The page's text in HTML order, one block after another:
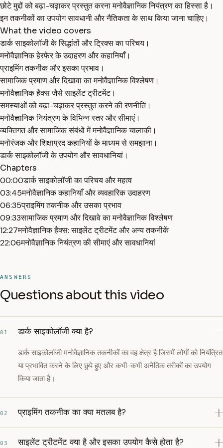
छोटे मुद्दों को बढ़ा-चढ़ाकर प्रस्तुत करना मनोवैज्ञानिक नियंत्रण का हिस्सा है।
इन तकनीकों का उपयोग सावधानी और नैतिकता के साथ किया जाना चाहिए।
What the video covers
डार्क साइकोलॉजी के सिद्धांतों और ट्रिक्स का परिचय।
मनोवैज्ञानिक हेरफेर के उदाहरण और कहानियाँ।
प्राइमिंग तकनीक और इसका प्रभाव।
सामाजिक प्रमाण और दिखावा का मनोवैज्ञानिक विश्लेषण।
मनोवैज्ञानिक हैक्स जैसे साइलेंट ट्रीटमेंट।
समस्याओं को बढ़ा-चढ़ाकर प्रस्तुत करने की रणनीति।
मनोवैज्ञानिक नियंत्रण के विभिन्न स्तर और सीमाएं।
व्यक्तिगत और सामाजिक संबंधों में मनोवैज्ञानिक चालाकी।
मनोरंजक और शिक्षाप्रद कहानियों के माध्यम से समझाना।
डार्क साइकोलॉजी के उपयोग और सावधानियां।
Chapters
00:00डार्क साइकोलॉजी का परिचय और महत्व
03:45मनोवैज्ञानिक कहानियाँ और व्यवहारिक उदाहरण
06:35प्राइमिंग तकनीक और उसका प्रभाव
09:33सामाजिक प्रमाण और दिखावे का मनोवैज्ञानिक विश्लेषण
12:27मनोवैज्ञानिक हैक्स: साइलेंट ट्रीटमेंट और अन्य तकनीकें
22:06मनोवैज्ञानिक नियंत्रण की सीमाएं और सावधानियां
ANSWERS
Questions about this video
01 डार्क साइकोलॉजी क्या है?
डार्क साइकोलॉजी मनोवैज्ञानिक तकनीकों का वह क्षेत्र है जिसमें लोगों को नियंत्रित
या प्रभावित करने के लिए छुपे हुए और कभी-कभी अनैतिक तरीकों का उपयोग
किया जाता है।
02 प्राइमिंग तकनीक का क्या मतलब है?
03 साइलेंट ट्रीटमेंट क्या है और इसका उपयोग कैसे होता है?